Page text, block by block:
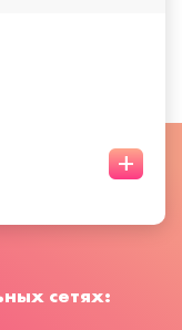
+
сетях: